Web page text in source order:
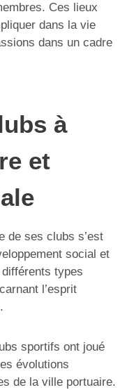
Ces lieux
dans la vie
dans un cadre
à
et
de ses clubs s’est
social et
types
l’esprit
sportifs ont joué
évolutions
de la ville portuaire.